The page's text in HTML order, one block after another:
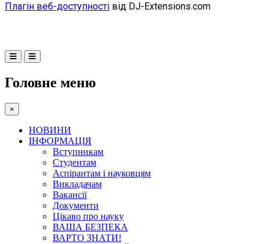
Плагін веб-доступності від DJ-Extensions.com
Головне меню
×
НОВИНИ
ІНФОРМАЦІЯ
Вступникам
Студентам
Аспірантам і науковцям
Викладачам
Вакансії
Документи
Цікаво про науку
ВАША БЕЗПЕКА
ВАРТО ЗНАТИ!